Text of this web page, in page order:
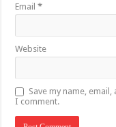
Email*
Website
Save my name,
I comment.